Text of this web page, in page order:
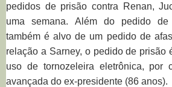
pedidos de prisão contra Renan,
uma semana. Além do pedido de
também é alvo de um pedido de
relação a Sarney, o pedido de prisão
uso de tornozeleira eletrônica, por
avançada do ex-presidente (86 anos).